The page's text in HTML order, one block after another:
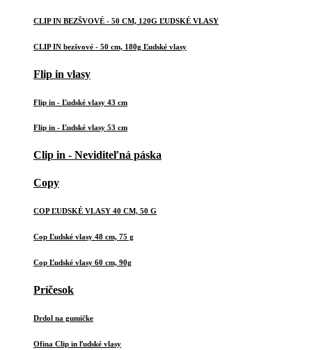
CLIP IN BEZŠVOVÉ - 50 CM, 120G ĽUDSKÉ VLASY
CLIP IN bezšvové - 50 cm, 180g Ľudské vlasy
Flip in vlasy
Flip in - Ľudské vlasy 43 cm
Flip in - Ľudské vlasy 53 cm
Clip in - Neviditeľná páska
Copy
COP ĽUDSKÉ VLASY 40 CM, 50 G
Cop Ľudské vlasy 48 cm, 75 g
Cop Ľudské vlasy 60 cm, 90g
Príčesok
Drdol na gumičke
Ofina Clip in ľudské vlasy